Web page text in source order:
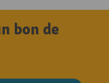
bon de